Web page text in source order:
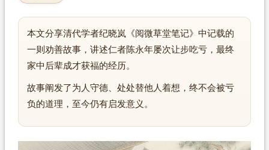
本文分享清代学者纪晓岚《阅微草堂笔记》中记载的
一则劝善故事，讲述仁者陈永年屡次让步吃亏，最终
家中后辈成才获福的经历。
故事阐发了为人守德、处处替他人着想，终不会被亏
负的道理，至今仍有启发意义。